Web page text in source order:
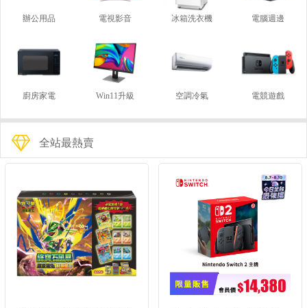
辦公用品 電視影音 冰箱洗衣機 電腦週邊
廚房家電 Win11升級 空調冷氣 電競遊戲
全站最熱賣